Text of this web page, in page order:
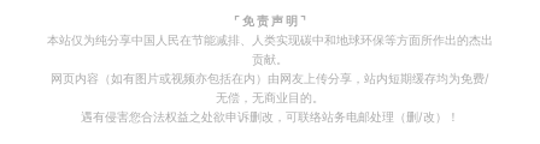
⌜ 免 责 声 明 ⌝
本站仅为纯分享中国人民在节能减排、人类实现碳中和地球环保等方面所作出的杰出
贡献。
网页内容（如有图片或视频亦包括在内）由网友上传分享，站内短期缓存均为免费/
无偿，无商业目的。
遇有侵害您合法权益之处欲申诉删改，可联络站务电邮处理（删/改）！